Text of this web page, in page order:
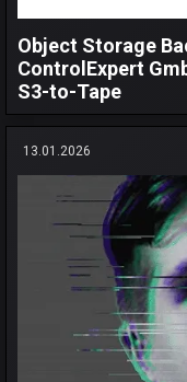
Object Storage
ControlExpert
S3-to-Tape
13.01.2026